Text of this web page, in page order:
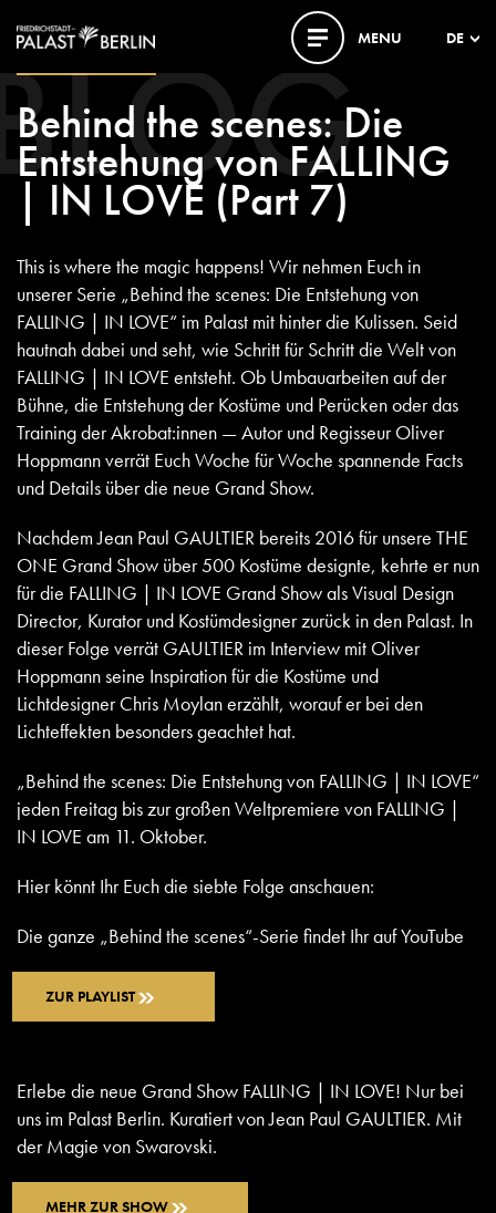
MENU DE
Behind the scenes: Die
Entstehung von FALLING
| IN LOVE (Part 7)
This is where the magic happens! Wir nehmen Euch in
unserer Serie „Behind the scenes: Die Entstehung von
FALLING | IN LOVE“ im Palast mit hinter die Kulissen. Seid
hautnah dabei und seht, wie Schritt für Schritt die Welt von
FALLING | IN LOVE entsteht. Ob Umbauarbeiten auf der
Bühne, die Entstehung der Kostüme und Perücken oder das
Training der Akrobat:innen — Autor und Regisseur Oliver
Hoppmann verrät Euch Woche für Woche spannende Facts
und Details über die neue Grand Show.
Nachdem Jean Paul GAULTIER bereits 2016 für unsere THE
ONE Grand Show über 500 Kostüme designte, kehrte er nun
für die FALLING | IN LOVE Grand Show als Visual Design
Director, Kurator und Kostümdesigner zurück in den Palast. In
dieser Folge verrät GAULTIER im Interview mit Oliver
Hoppmann seine Inspiration für die Kostüme und
Lichtdesigner Chris Moylan erzählt, worauf er bei den
Lichteffekten besonders geachtet hat.
„Behind the scenes: Die Entstehung von FALLING | IN LOVE“
jeden Freitag bis zur großen Weltpremiere von FALLING |
IN LOVE am 11. Oktober.
Hier könnt Ihr Euch die siebte Folge anschauen:
Die ganze „Behind the scenes“-Serie findet Ihr auf YouTube
ZUR PLAYLIST
Erlebe die neue Grand Show FALLING | IN LOVE! Nur bei
uns im Palast Berlin. Kuratiert von Jean Paul GAULTIER. Mit
der Magie von Swarovski.
MEHR ZUR SHOW